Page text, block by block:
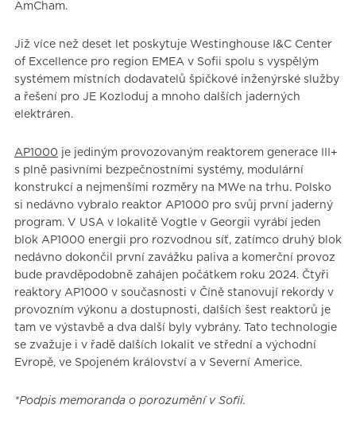
AmCham.
Již více než deset let poskytuje Westinghouse I&C Center
of Excellence pro region EMEA v Sofii spolu s vyspělým
systémem místních dodavatelů špičkové inženýrské služby
a řešení pro JE Kozloduj a mnoho dalších jaderných
elektráren.
AP1000 je jediným provozovaným reaktorem generace III+
s plně pasivními bezpečnostními systémy, modulární
konstrukcí a nejmenšími rozměry na MWe na trhu. Polsko
si nedávno vybralo reaktor AP1000 pro svůj první jaderný
program. V USA v lokalitě Vogtle v Georgii vyrábí jeden
blok AP1000 energii pro rozvodnou síť, zatímco druhý blok
nedávno dokončil první zavážku paliva a komerční provoz
bude pravděpodobně zahájen počátkem roku 2024. Čtyři
reaktory AP1000 v současnosti v Číně stanovují rekordy v
provozním výkonu a dostupnosti, dalších šest reaktorů je
tam ve výstavbě a dva další byly vybrány. Tato technologie
se zvažuje i v řadě dalších lokalit ve střední a východní
Evropě, ve Spojeném království a v Severní Americe.
*Podpis memoranda o porozumění v Sofii.